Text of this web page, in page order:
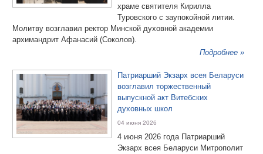
храме святителя Кирилла
Туровского с заупокойной литии.
Молитву возглавил ректор Минской духовной академии
архимандрит Афанасий (Соколов).
Подробнее »
Патриарший Экзарх всея Беларуси
возглавил торжественный
выпускной акт Витебских
духовных школ
04 июня 2026
4 июня 2026 года Патриарший
Экзарх всея Беларуси Митрополит